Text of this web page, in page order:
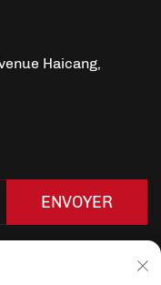
Haicang,
ENVOYER